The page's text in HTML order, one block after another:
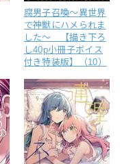
腐男子召喚～異世界
で神獣にハメられま
した～ 【描き下ろ
し40p小冊子ボイス
付き特装版】（10）